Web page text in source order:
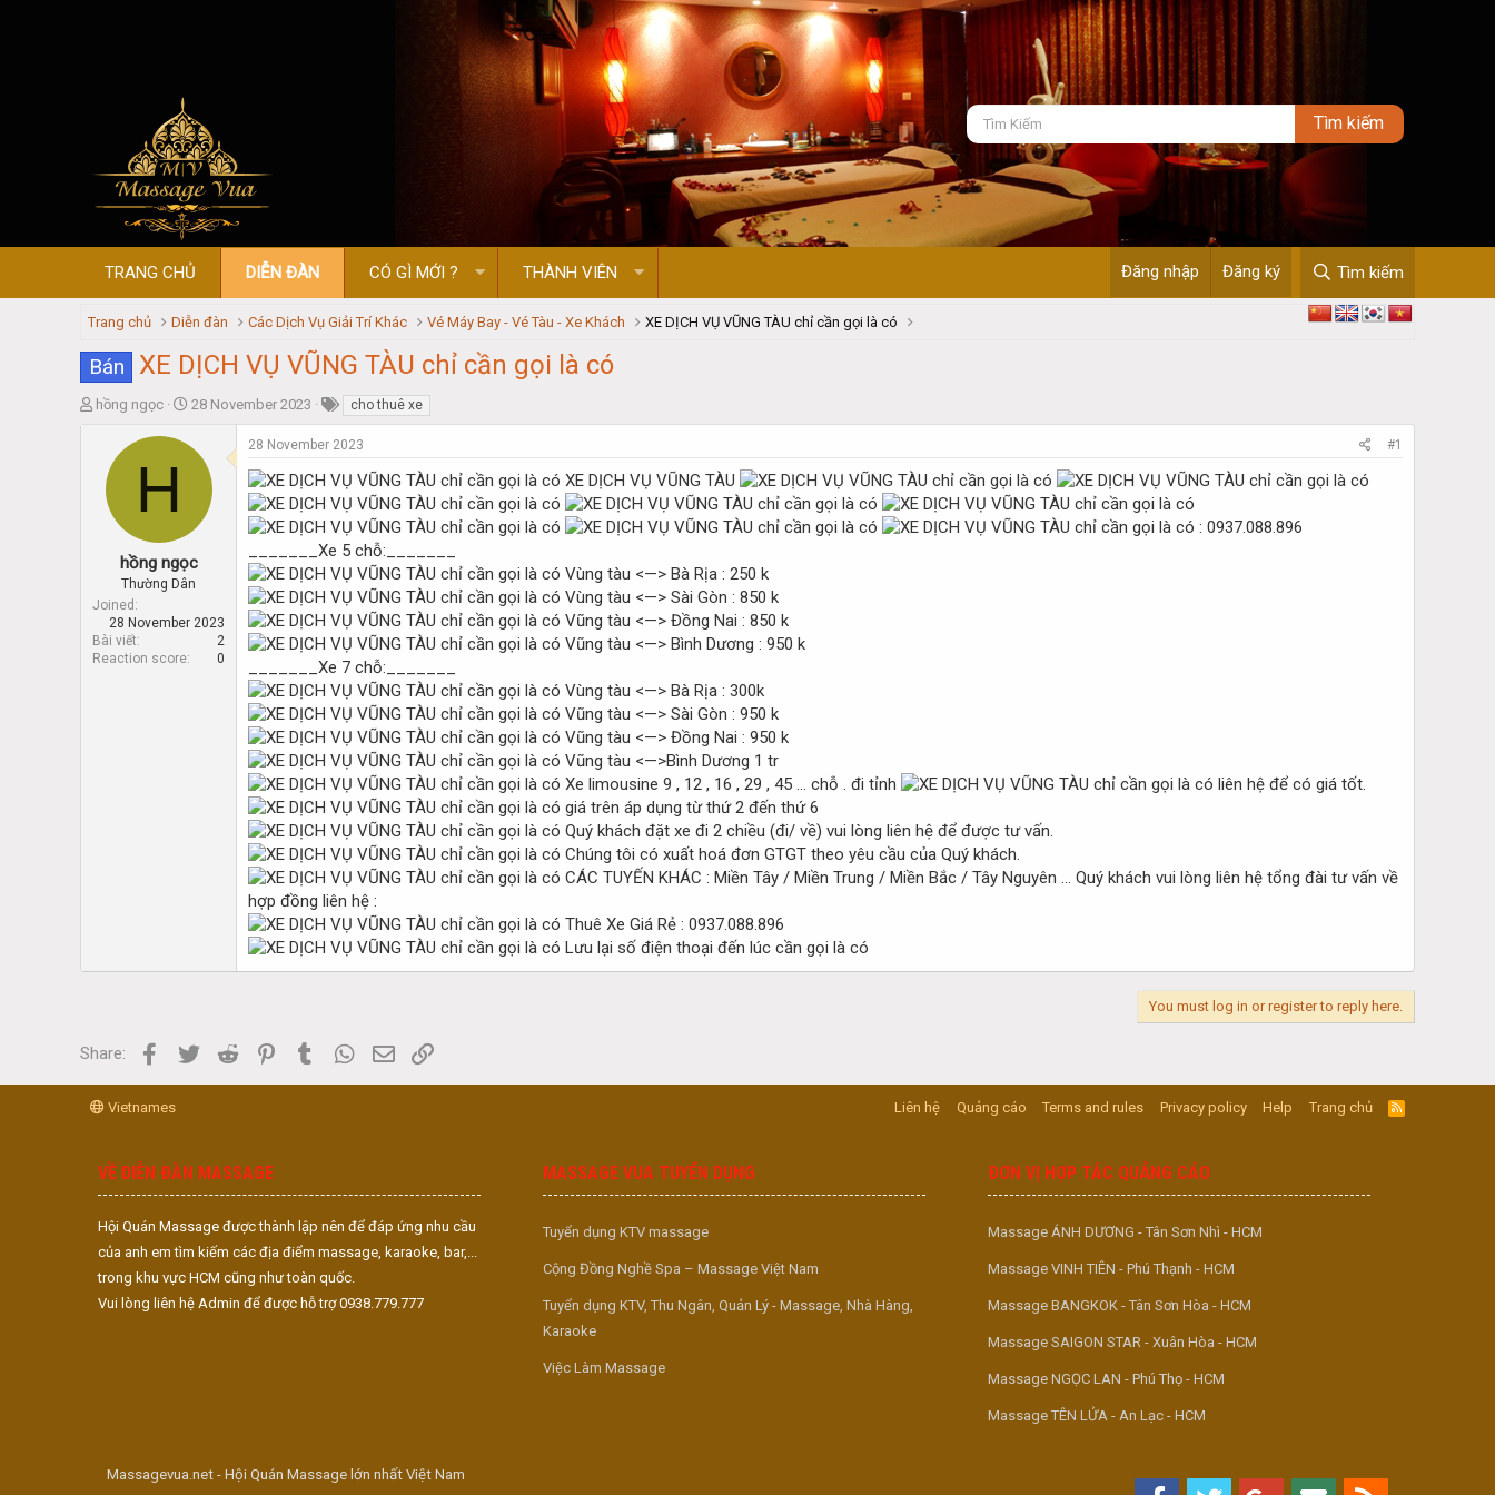
TRANG CHỦ DIỄN ĐÀN CÓ GÌ MỚI ? THÀNH VIÊN Đăng nhập Đăng ký Tìm kiếm
Trang chủ Diễn đàn Các Dịch Vụ Giải Trí Khác Vé Máy Bay - Vé Tàu - Xe Khách XE DỊCH VỤ VŨNG TÀU chỉ cần gọi là có
Bán XE DỊCH VỤ VŨNG TÀU chỉ cần gọi là có
T
t
r
hồng ngọc
S
a
a
e
28 November 2023 cho thuê xe
H
hồng ngọc
Thường Dân
Joined
28 November 2023
Bài viết
2
Reaction score
0
28 November 2023 #1
XE DỊCH VỤ VŨNG TÀU
: 0937.088.896
_______Xe 5 chỗ:_______
Vùng tàu <—> Bà Rịa : 250 k
Vùng tàu <—> Sài Gòn : 850 k
Vũng tàu <—> Đồng Nai : 850 k
Vũng tàu <—> Bình Dương : 950 k
_______Xe 7 chỗ:_______
Vùng tàu <—> Bà Rịa : 300k
Vũng tàu <—> Sài Gòn : 950 k
Vũng tàu <—> Đồng Nai : 950 k
Vũng tàu <—>Bình Dương 1 tr
Xe limousine 9 , 12 , 16 , 29 , 45 ... chỗ . đi tỉnh
liên hệ để có giá tốt.
giá trên áp dụng từ thứ 2 đến thứ 6
Quý khách đặt xe đi 2 chiều (đi/ về) vui lòng liên hệ để được tư vấn.
Chúng tôi có xuất hoá đơn GTGT theo yêu cầu của Quý khách.
CÁC TUYẾN KHÁC : Miền Tây / Miền Trung / Miền Bắc / Tây Nguyên … Quý khách vui lòng liên hệ tổng đài tư vấn về
hợp đồng liên hệ :
Thuê Xe Giá Rẻ : 0937.088.896
Lưu lại số điện thoại đến lúc cần gọi là có
You must log in or register to reply here.
Share: Facebook
Twitter Reddit PinterestTumblr WhatsApp
Email
Vietnames Liên hệ Quảng cáo Terms and rules Privacy policy Help Trang chủ
R
S
VỀ DIỄN ĐÀN MASSAGE
Hội Quán Massage được thành lập nên để đáp ứng nhu cầu
của anh em tìm kiếm các địa điểm massage, karaoke, bar,...
trong khu vực HCM cũng như toàn quốc.
Vui lòng liên hệ Admin để được hỗ trợ 0938.779.777
MASSAGE VUA TUYỂN DỤNG
Tuyển dụng KTV massage
Cộng Đồng Nghề Spa – Massage Việt Nam
Tuyển dụng KTV, Thu Ngân, Quản Lý - Massage, Nhà Hàng,
Karaoke
Việc Làm Massage
ĐƠN VỊ HỢP TÁC QUẢNG CÁO
Massage ÁNH DƯƠNG - Tân Sơn Nhì - HCM
Massage VINH TIÊN - Phú Thạnh - HCM
Massage BANGKOK - Tân Sơn Hòa - HCM
Massage SAIGON STAR - Xuân Hòa - HCM
Massage NGỌC LAN - Phú Thọ - HCM
Massage TÊN LỬA - An Lạc - HCM
Massagevua.net - Hội Quán Massage lớn nhất Việt Nam